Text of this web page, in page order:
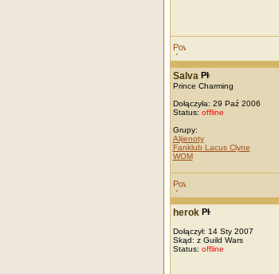
Salva
Prince Charming
Dołączyła: 29 Paź 2006
Status: offline
Grupy:
Alijenoty
Fanklub Lacus Clyne
WOM
herok
Dołączył: 14 Sty 2007
Skąd: z Guild Wars
Status: offline